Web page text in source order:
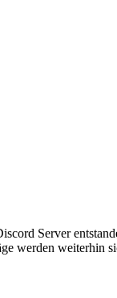
Server
werden